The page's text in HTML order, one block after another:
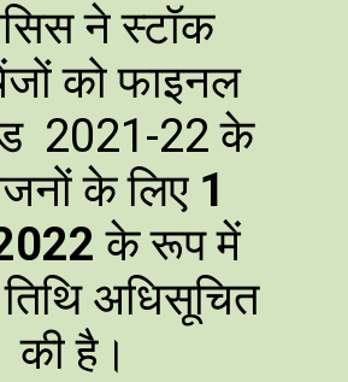
ने स्टॉक
को फाइनल
2021-22 के
के लिए 1
के रूप में
तिथि अधिसूचित
की है।